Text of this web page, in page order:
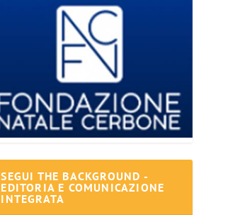
SEGUI THE BACKGROUND -
EDITORIA E COMUNICAZIONE
INTEGRATA